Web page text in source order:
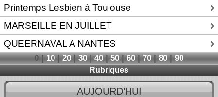
Printemps Lesbien à Toulouse
MARSEILLE EN JUILLET
QUEERNAVAL A NANTES
0|10|20|30|40|50|60|70|80|90
Rubriques
AUJOURD’HUI